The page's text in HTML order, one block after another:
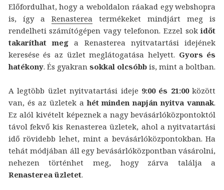
Előfordulhat, hogy a weboldalon ráakad egy webshopra
is, így a Renasterea termékeket mindjárt meg is
rendelheti számítógépen vagy telefonon. Ezzel sokidőt
takaríthat mega Renasterea nyitvatartási idejének
keresése és az üzlet meglátogatása helyett. Gyors és
hatékony. És gyakran sokkal olcsóbbis, mint a boltban.
A legtöbb üzlet nyitvatartási ideje 9:00 és 21:00között
van, és az üzletek ahét minden napján nyitva vannak.
Ez alól kivételt képeznek a nagy bevásárlóközpontoktól
távol fekvő kis Renasterea üzletek, ahol a nyitvatartási
idő rövidebb lehet, mint a bevásárlóközpontokban. Ha
tehát módjában áll egy bevásárlóközpontban vásárolni,
nehezen történhet meg, hogy zárva találja a
Renasterea üzletet.